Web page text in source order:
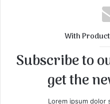
With
Subscribe to
get the
Lorem ipsum dolor